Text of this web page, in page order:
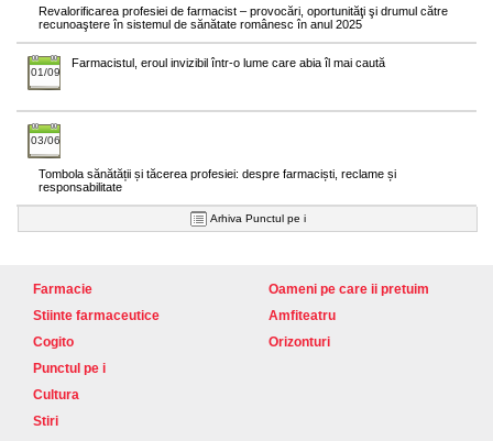
Revalorificarea profesiei de farmacist – provocări, oportunităţi şi drumul către
recunoaştere în sistemul de sănătate românesc în anul 2025
01/09
Farmacistul, eroul invizibil într-o lume care abia îl mai caută
03/06
Tombola sănătății și tăcerea profesiei: despre farmaciști, reclame și
responsabilitate
Arhiva Punctul pe i
Farmacie
Stiinte farmaceutice
Cogito
Oameni pe care ii pretuim
Amfiteatru
Orizonturi
Punctul pe i
Cultura
Stiri